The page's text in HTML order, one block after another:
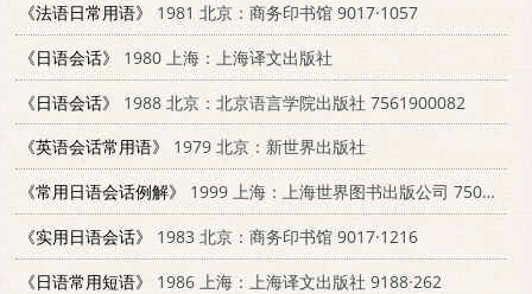
《法语日常用语》
1981 北京：商务印书馆 9017·1057
《日语会话》
1980 上海：上海译文出版社
《日语会话》
1988 北京：北京语言学院出版社 7561900082
《英语会话常用语》
1979 北京：新世界出版社
《常用日语会话例解》
1999 上海：上海世界图书出版公司 750624439X
《实用日语会话》
1983 北京：商务印书馆 9017·1216
《日语常用短语》
1986 上海：上海译文出版社 9188·262